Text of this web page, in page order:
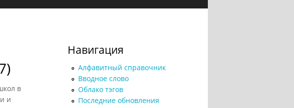
в
и
Навигация
Алфавитный справочник
Вводное слово
Облако тэгов
Последние обновления